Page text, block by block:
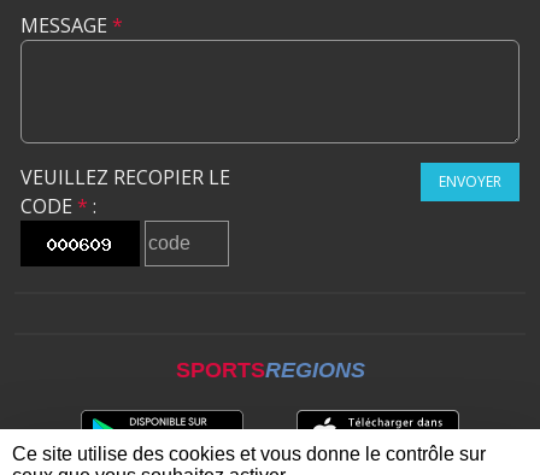
MESSAGE *
VEUILLEZ RECOPIER LE
CODE * :
ENVOYER
SPORTSREGIONS
Ce site utilise des cookies et vous donne le contrôle sur